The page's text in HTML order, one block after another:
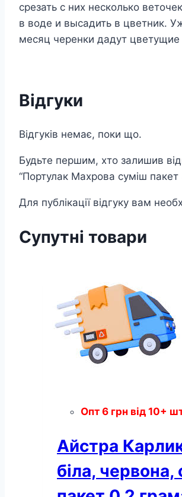
срезать с них несколько
в воде и высадить в цветник.
месяц черенки дадут цветущие
Відгуки
Відгуків немає, поки що.
Будьте першим, хто залишив
“Портулак Махрова суміш пакет
Для публікації відгуку вам
Супутні товари
Опт 6 грн від 10+
Айстра
біла, червона,